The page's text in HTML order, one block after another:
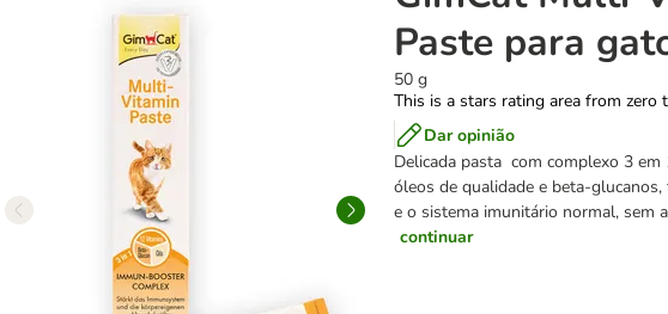
Paste para
50 g
This is a stars rating area from zero
Dar opinião
Delicada pasta com complexo 3
óleos de qualidade e beta-
e o sistema imunitário normal, sem
continuar